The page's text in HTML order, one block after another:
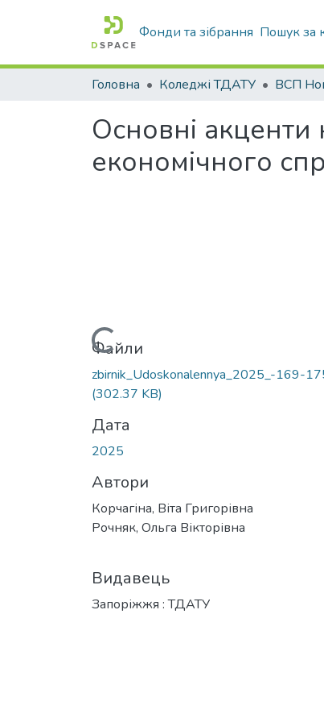
Фонди та зібрання Пошук за
Головна Коледжі ТДАТУ
Основні акценти
економічного
Вантажиться...
Файли
zbirnik_Udoskonalennya_2025_-169-
(302.37 KB)
Дата
2025
Автори
Корчагіна, Віта Григорівна
Рочняк, Ольга Вікторівна
Видавець
Запоріжжя : ТДАТУ